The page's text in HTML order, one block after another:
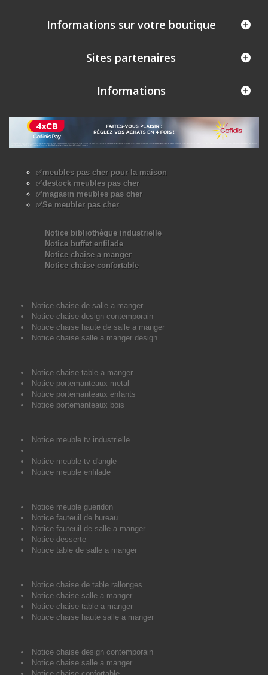
Informations sur votre boutique
Sites partenaires
Informations
✅Se meubler pas cher
✅magasin meubles pas cher
✅destock meubles pas cher
✅meubles pas cher pour la maison
Notice bibliothèque industrielle
Notice buffet enfilade
Notice chaise a manger
Notice chaise confortable
Notice chaise de salle a manger
Notice chaise design contemporain
Notice chaise haute de salle a manger
Notice chaise salle a manger design
Notice chaise table a manger
Notice portemanteaux metal
Notice portemanteaux enfants
Notice portemanteaux bois
Notice meuble tv industrielle
Notice meuble tv d'angle
Notice meuble enfilade
Notice meuble gueridon
Notice fauteuil de bureau
Notice fauteuil de salle a manger
Notice desserte
Notice table de salle a manger
Notice chaise de table rallonges
Notice chaise salle a manger
Notice chaise table a manger
Notice chaise haute salle a manger
Notice chaise design contemporain
Notice chaise salle a manger